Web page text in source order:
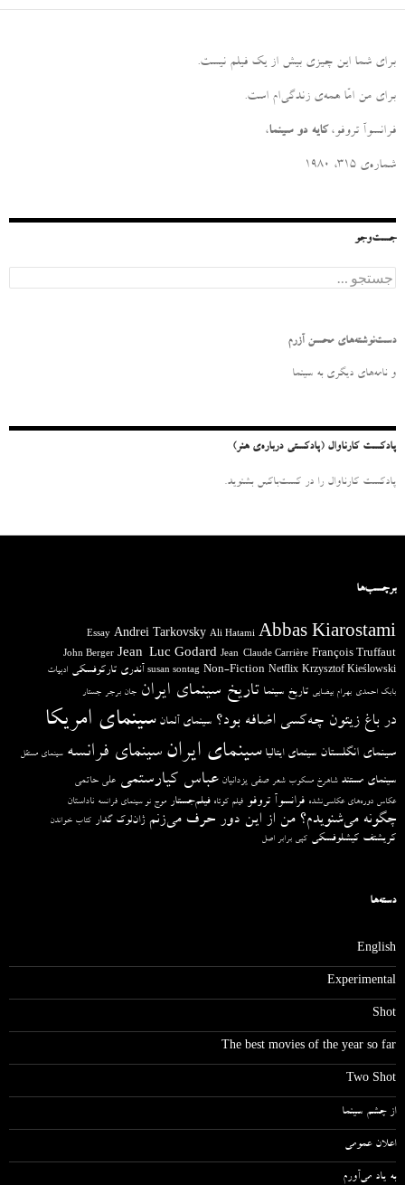
برای شما این چیزی بیش از یک فیلم نیست.
برای من امّا همه‌ی زندگی‌ام است.
فرانسوآ تروفو،کایه دو سینما،
شماره‌ی ۳۱۵، ۱۹۸۰
جست‌وجو
س
و
ر
دست‌نوشته‌های محسن آزرم
و نامه‌‌های دیگری به سینما
پادکست کارناوال (پادکستی درباره‌ی هنر)
پادکست کارناوال را در کست‌باکس بشنوید.
برچسب‌ها
Abbas Kiarostami
Ali Hatami
Andrei Tarkovsky
Essay
François Truffaut
Jean-Claude Carrière
Jean-Luc Godard
John Berger
Krzysztof Kieślowski
Netflix
Non-Fiction
susan sontag آندری تارکوفسکی ادبیات
بابک احمدی بهرام بیضایی تاریخ سینما تاریخ سینمای ایران جان برجر جستار
در باغ زیتون چه‌کسی اضافه بود؟ سینمای آلمان سینمای امریکا
سینمای انگلستان سینمای ایتالیا سینمای ایران سینمای فرانسه سینمای مستقل
سینمای مستند شاهرخ مسکوب شعر صفی یزدانیان عباس کیارستمی علی حاتمی
عکاس دوره‌های عکاسی‌نشده فرانسوآ تروفو فیلم کوتاه فیلم‌جستار موج نو سینمای فرانسه ناداستان
چگونه می‌شنویدم؟ من از این دور حرف می‌زنم ژان‌لوک گدار کتاب خواندن
کریشتف کیشلوفسکی کپی برابر اصل
دسته‌ها
English
Experimental
Shot
The best movies of the year so far
Two Shot
از چشم سینما
اعلان عمومی
به یاد می‌آورم